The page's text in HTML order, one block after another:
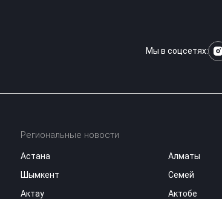
Мы в соцсетях:
Региональные новости
Астана
Алматы
Шымкент
Семей
Актау
Актобе